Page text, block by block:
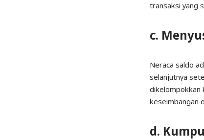
transaksi yang
c.
Neraca saldo
selanjutnya
dikelompokkan
keseimbangan
d.